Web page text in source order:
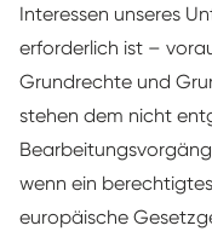
Interessen unseres
erforderlich ist –
Grundrechte und
stehen dem nicht
wenn ein
europäische